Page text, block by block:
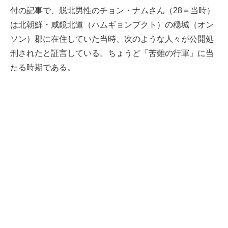
付の記事で、脱北男性のチョン・ナムさん（28＝当時）
は北朝鮮・咸鏡北道（ハムギョンブクト）の穏城（オン
ソン）郡に在住していた当時、次のような人々が公開処
刑されたと証言している。ちょうど「苦難の行軍」に当
たる時期である。